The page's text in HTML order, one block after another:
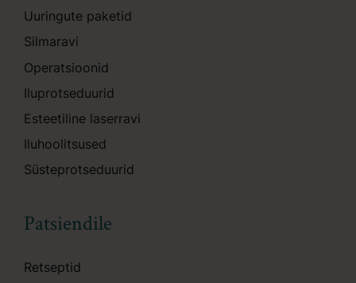
Uuringute paketid
Silmaravi
Operatsioonid
Iluprotseduurid
Esteetiline laserravi
Iluhoolitsused
Süsteprotseduurid
Patsiendile
Retseptid